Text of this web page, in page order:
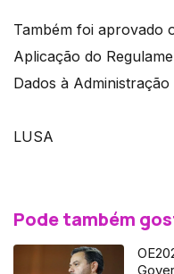
Também foi aprovado
Aplicação do
Dados à
LUSA
Pode também